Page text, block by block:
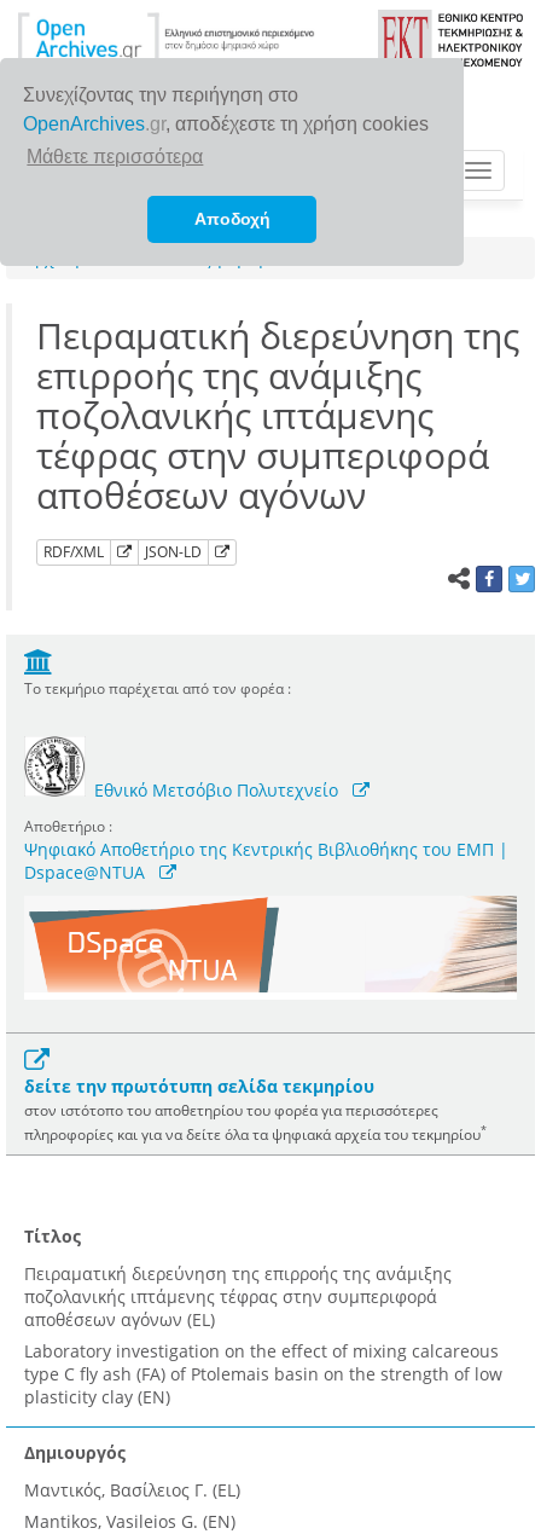
Συνεχίζοντας την περιήγηση στο
OpenArchives.gr, αποδέχεστε τη χρήση cookies
Μάθετε περισσότερα
Αποδοχή
Toggle
Πειραματική διερεύνηση της
επιρροής της ανάμιξης
ποζολανικής ιπτάμενης
τέφρας στην συμπεριφορά
αποθέσεων αγόνων
RDF/XML JSON-LD
Το τεκμήριο παρέχεται από τον φορέα :
Εθνικό Μετσόβιο Πολυτεχνείο
Αποθετήριο :
Ψηφιακό Αποθετήριο της Κεντρικής Βιβλιοθήκης του ΕΜΠ |
Dspace@NTUA
δείτε την πρωτότυπη σελίδα τεκμηρίου
στον ιστότοπο του αποθετηρίου του φορέα για περισσότερες
πληροφορίες και για να δείτε όλα τα ψηφιακά αρχεία του τεκμηρίου*
Τίτλος
Πειραματική διερεύνηση της επιρροής της ανάμιξης
ποζολανικής ιπτάμενης τέφρας στην συμπεριφορά
αποθέσεων αγόνων (EL)
Laboratory investigation on the effect of mixing calcareous
type C fly ash (FA) of Ptolemais basin on the strength of low
plasticity clay (EN)
Δημιουργός
Μαντικός, Βασίλειος Γ. (EL)
Mantikos, Vasileios G. (EN)